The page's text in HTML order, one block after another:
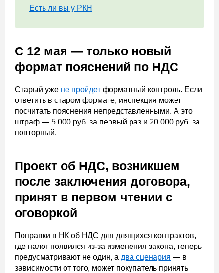
Есть ли вы у РКН
С 12 мая — только новый
формат пояснений по НДС
Старый уже не пройдет форматный контроль. Если
ответить в старом формате, инспекция может
посчитать пояснения непредставленными. А это
штраф — 5 000 руб. за первый раз и 20 000 руб. за
повторный.
Проект об НДС, возникшем
после заключения договора,
принят в первом чтении с
оговоркой
Поправки в НК об НДС для длящихся контрактов,
где налог появился из-за изменения закона, теперь
предусматривают не один, а два сценария — в
зависимости от того, может покупатель принять